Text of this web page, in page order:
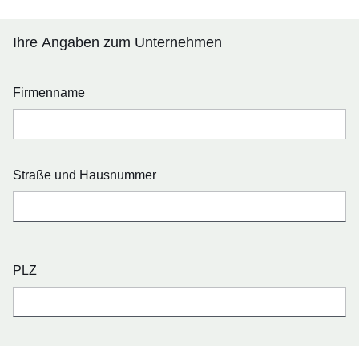
Ihre Angaben zum Unternehmen
Firmenname
Straße und Hausnummer
PLZ